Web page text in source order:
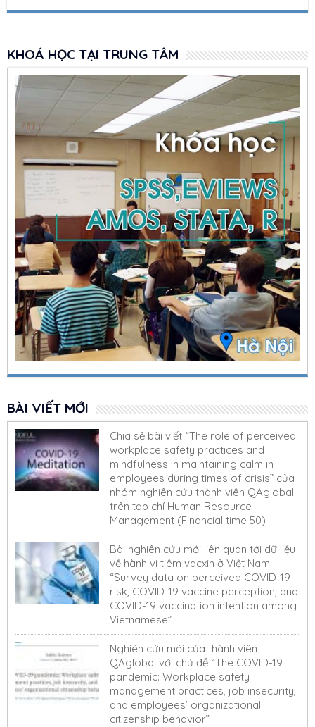
KHOÁ HỌC TẠI TRUNG TÂM
BÀI VIẾT MỚI
Chia sẻ bài viết “The role of perceived
workplace safety practices and
mindfulness in maintaining calm in
employees during times of crisis” của
nhóm nghiên cứu thành viên QAglobal
trên tạp chí Human Resource
Management (Financial time 50)
Bài nghiên cứu mới liên quan tới dữ liệu
về hành vi tiêm vacxin ở Việt Nam
“Survey data on perceived COVID-19
risk, COVID-19 vaccine perception, and
COVID-19 vaccination intention among
Vietnamese”
Nghiên cứu mới của thành viên
QAglobal với chủ đề “The COVID-19
pandemic: Workplace safety
management practices, job insecurity,
and employees’ organizational
citizenship behavior”